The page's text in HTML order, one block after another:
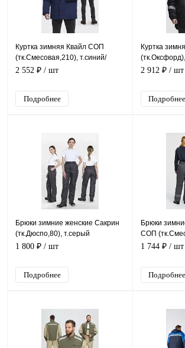
Куртка зимняя Квайл СОП
(тк.Смесовая,210), т.синий/
васильковый
2 552 ₽ / шт
Подробнее
Куртка
2 912 ₽ / шт
Подробнее
Брюки зимние женские Сакрин
(тк.Дюспо,80), т.серый
1 800 ₽ / шт
Подробнее
Брюки
СОП
1 744 ₽ / шт
Подробнее